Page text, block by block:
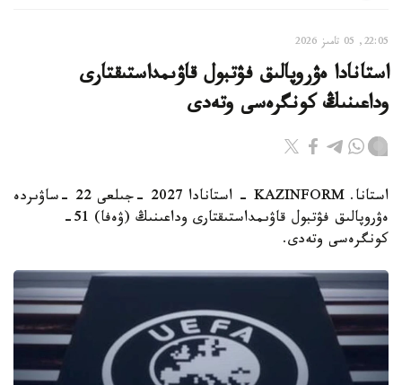
22:05, 05 تامىز 2026
استانادا ەۋروپالىق فۋتبول قاۋىمداستىقتارى
وداعىنىڭ كونگرەسى وتەدى
استانا. KAZINFORM - استانادا 2027 -جىلعى 22 -ساۋىردە
ەۋروپالىق فۋتبول قاۋىمداستىقتارى وداعىنىڭ (ۋەفا) 51-
كونگرەسى وتەدى.